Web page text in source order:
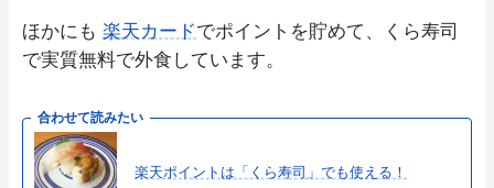
ほかにも 楽天カードでポイントを貯めて、くら寿司
で実質無料で外食しています。
合わせて読みたい
楽天ポイントは「くら寿司」でも使える！